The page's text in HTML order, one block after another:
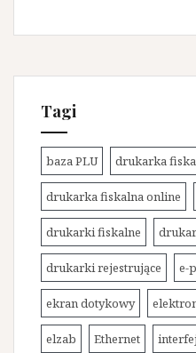
Tagi
baza PLU drukarka
drukarka fiskalna online
drukarki fiskalne
drukarki rejestrujące e-
ekran dotykowy
elzab Ethernet